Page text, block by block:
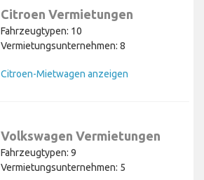
Citroen Vermietungen
Fahrzeugtypen: 10
Vermietungsunternehmen: 8
Citroen-Mietwagen anzeigen
Volkswagen Vermietungen
Fahrzeugtypen: 9
Vermietungsunternehmen: 5